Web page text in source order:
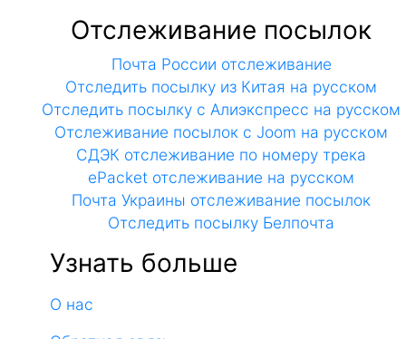
Отслеживание посылок
Почта России отслеживание
Отследить посылку из Китая на русском
Отследить посылку с Алиэкспресс на русском
Отслеживание посылок с Joom на русском
СДЭК отслеживание по номеру трека
ePacket отслеживание на русском
Почта Украины отслеживание посылок
Отследить посылку Белпочта
Узнать больше
О нас